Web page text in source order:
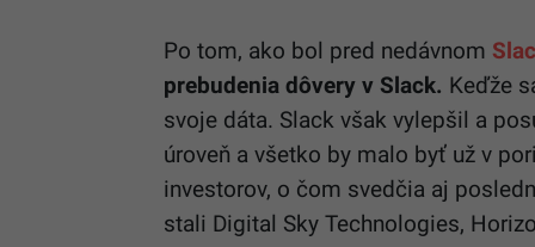
Po tom, ako bol pred nedávnom
prebudenia dôvery v Slack. Keďže
svoje dáta. Slack však vylepšil a
úroveň a všetko by malo byť už v
investorov, o čom svedčia aj
stali Digital Sky Technologies,